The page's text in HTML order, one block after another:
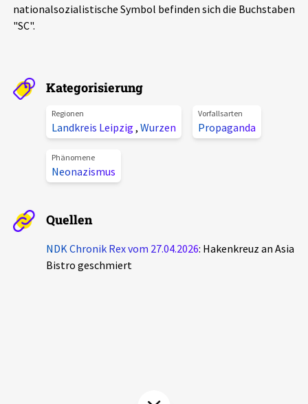
Schlaglichter
Aktuelles
Veranstaltungen
Podcasts
Über uns
Kontakt
Unterstützer_innen
nationalsozialistische Symbol befinden sich die Buchstaben
"SC".
Kategorisierung
Regionen
Landkreis Leipzig , Wurzen
Vorfallsarten
Propaganda
Phänomene
Neonazismus
Quellen
NDK Chronik Rex vom 27.04.2026: Hakenkreuz an Asia
Bistro geschmiert